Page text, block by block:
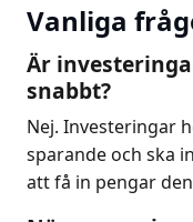
Vanliga
Är
snabbt?
Nej. Investeringar
sparande och ska
att få in pengar